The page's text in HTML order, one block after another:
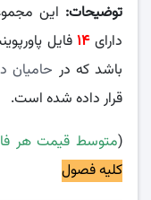
توضیحات: این
دارای۱۴ فایل
باشد که در حامیان
قرار داده شده است.
(متوسط قیمت هر فایل
کلیه فصول